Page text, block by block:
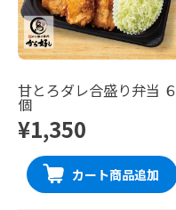
甘とろダレ合盛り弁当 ６
個
¥1,350
カート商品追加